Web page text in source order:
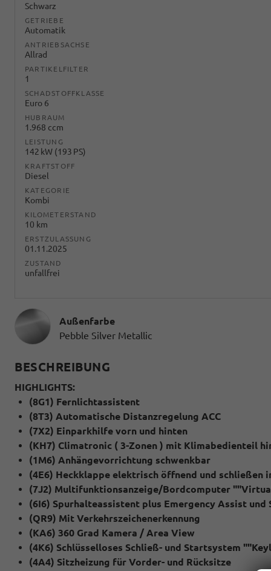
Schwarz
GETRIEBE
Automatik
ANTRIEBSACHSE
Allrad
PARTIKELFILTER
1
SCHADSTOFFKLASSE
Euro 6
HUBRAUM
1.968 ccm
LEISTUNG
142 kW (193 PS)
KRAFTSTOFF
Diesel
KATEGORIE
Kombi
KILOMETERSTAND
10 km
ERSTZULASSUNG
01.11.2025
ZUSTAND
unfallfrei
Außenfarbe
Pebble Silver Metallic
BESCHREIBUNG
HIGHLIGHTS:
(8G1) Fernlichtassistent
(8T3) Automatische Distanzregelung ACC
(7X2) Einparkhilfe vorn und hinten
(KH7) Climatronic ( 3-Zonen ) mit Klimabedienteil
(1M6) Anhängevorrichtung schwenkbar
(4E6) Heckklappe elektrisch öffnend und schließen
(7J2) Multifunktionsanzeige/Bordcomputer
(6I6) Spurhalteassistent plus Emergency Assist und
(QR9) Mit Verkehrszeichenerkennung
(KA6) 360 Grad Kamera / Area View
(4K6) Schlüsselloses Schließ- und Startsystem
(4A4) Sitzheizung für Vorder- und Rücksitze